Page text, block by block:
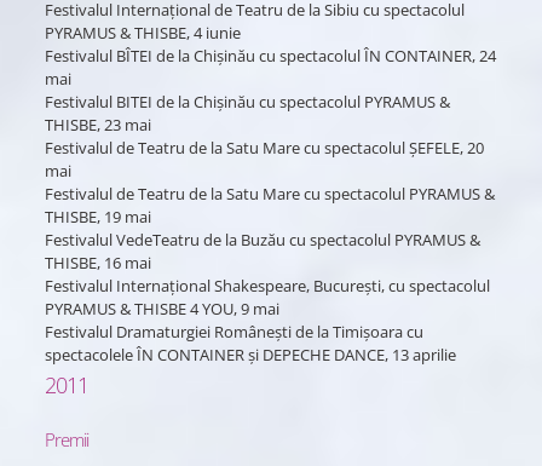
Festivalul Internațional de Teatru de la Sibiu cu spectacolul
PYRAMUS & THISBE, 4 iunie
Festivalul BÎTEI de la Chișinău cu spectacolul ÎN CONTAINER, 24
mai
Festivalul BITEI de la Chișinău cu spectacolul PYRAMUS &
THISBE, 23 mai
Festivalul de Teatru de la Satu Mare cu spectacolul ȘEFELE, 20
mai
Festivalul de Teatru de la Satu Mare cu spectacolul PYRAMUS &
THISBE, 19 mai
Festivalul VedeTeatru de la Buzău cu spectacolul PYRAMUS &
THISBE, 16 mai
Festivalul Internațional Shakespeare, București, cu spectacolul
PYRAMUS & THISBE 4 YOU, 9 mai
Festivalul Dramaturgiei Românești de la Timișoara cu
spectacolele ÎN CONTAINER și DEPECHE DANCE, 13 aprilie
2011
Premii